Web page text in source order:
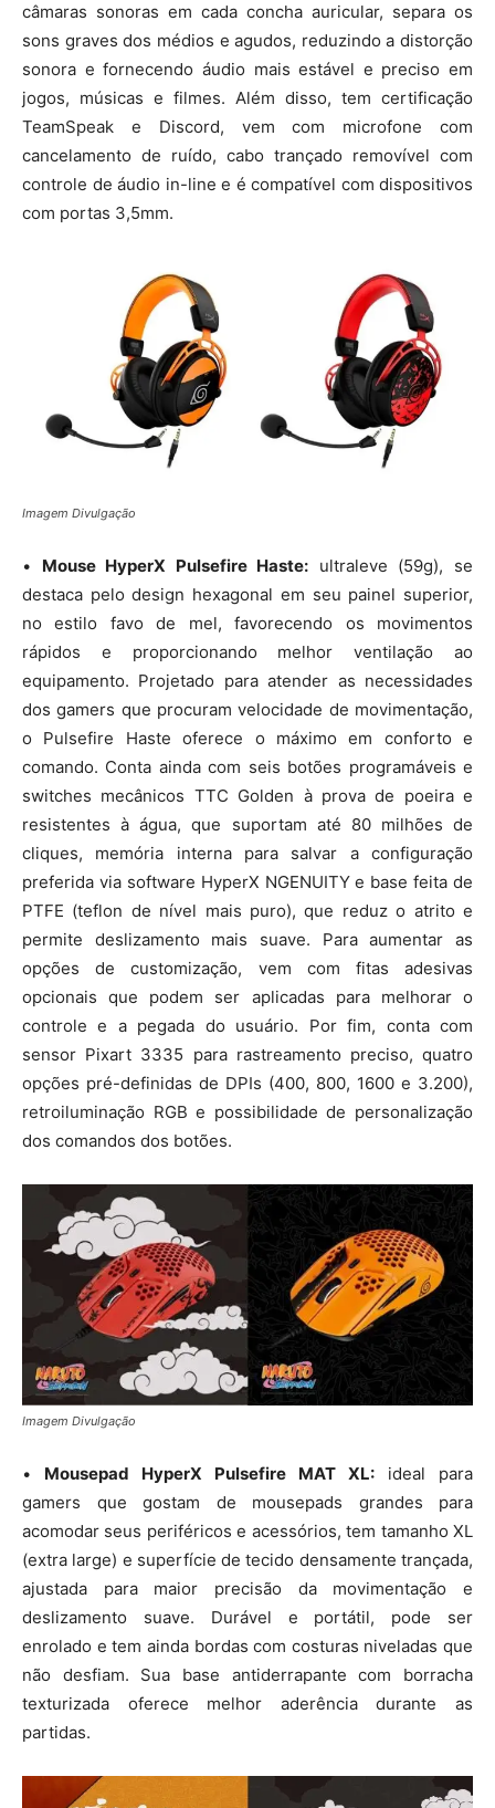
câmaras sonoras em cada concha auricular, separa os
sons graves dos médios e agudos, reduzindo a distorção
sonora e fornecendo áudio mais estável e preciso em
jogos, músicas e filmes. Além disso, tem certificação
TeamSpeak e Discord, vem com microfone com
cancelamento de ruído, cabo trançado removível com
controle de áudio in-line e é compatível com dispositivos
com portas 3,5mm.
Imagem Divulgação
• Mouse HyperX Pulsefire Haste: ultraleve (59g), se
destaca pelo design hexagonal em seu painel superior,
no estilo favo de mel, favorecendo os movimentos
rápidos e proporcionando melhor ventilação ao
equipamento. Projetado para atender as necessidades
dos gamers que procuram velocidade de movimentação,
o Pulsefire Haste oferece o máximo em conforto e
comando. Conta ainda com seis botões programáveis e
switches mecânicos TTC Golden à prova de poeira e
resistentes à água, que suportam até 80 milhões de
cliques, memória interna para salvar a configuração
preferida via software HyperX NGENUITY e base feita de
PTFE (teflon de nível mais puro), que reduz o atrito e
permite deslizamento mais suave. Para aumentar as
opções de customização, vem com fitas adesivas
opcionais que podem ser aplicadas para melhorar o
controle e a pegada do usuário. Por fim, conta com
sensor Pixart 3335 para rastreamento preciso, quatro
opções pré-definidas de DPIs (400, 800, 1600 e 3.200),
retroiluminação RGB e possibilidade de personalização
dos comandos dos botões.
Imagem Divulgação
• Mousepad HyperX Pulsefire MAT XL: ideal para
gamers que gostam de mousepads grandes para
acomodar seus periféricos e acessórios, tem tamanho XL
(extra large) e superfície de tecido densamente trançada,
ajustada para maior precisão da movimentação e
deslizamento suave. Durável e portátil, pode ser
enrolado e tem ainda bordas com costuras niveladas que
não desfiam. Sua base antiderrapante com borracha
texturizada oferece melhor aderência durante as
partidas.